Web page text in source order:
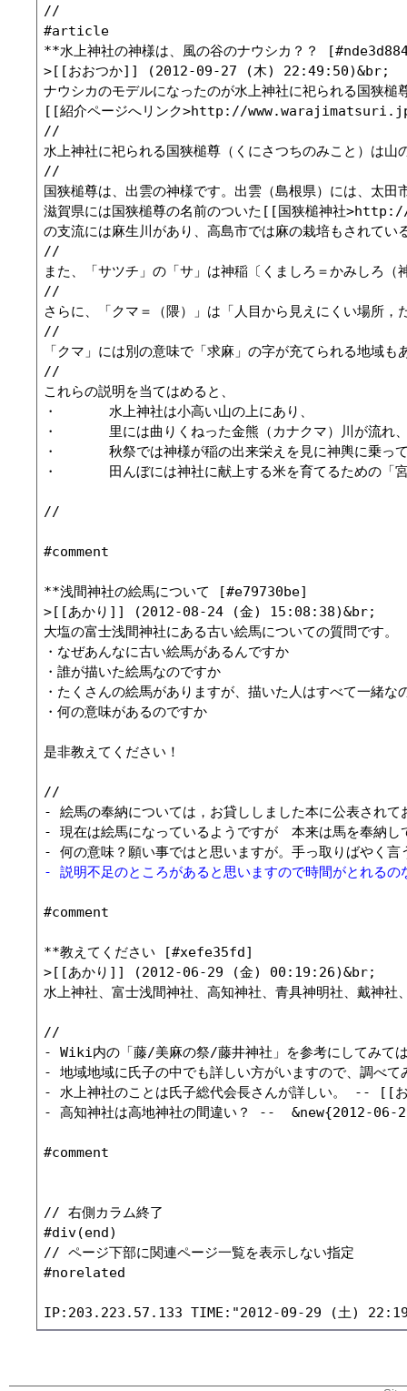
//
#article
**水上神社の神様は、風の谷のナウシカ？？
>[[おおつか]] (2012-09-27 (木) 22:49:50)&br;
ナウシカのモデルになったのが水上神社に祀られる国狭
[[紹介ページへリンク>http://
//
水上神社に祀られる国狭槌尊（くにさつちのみこと）は
//
国狭槌尊は、出雲の神様です。出雲（島根県）には、太
滋賀県には国狭槌尊の名前のついた[[国狭槌神社
の支流には麻生川があり、高島市では麻の栽培もされて
//
また、「サツチ」の「サ」は神稲〔くましろ＝かみしろ
//
さらに、「クマ＝（隈）」は「人目から見えにくい場所
//
「クマ」には別の意味で「求麻」の字が充てられる地域
//
これらの説明を当てはめると、
・	水上神社は小高い山の上にあり、
・	里には曲りくねった金熊（カナクマ）川が流れ、
・	秋祭では神様が稲の出来栄えを見に神輿に乗って里を回ります。
・	田んぼには神社に献上する米を育てるための「宮田」という田もあります。
//
#comment
**浅間神社の絵馬について [#e79730be]
>[[あかり]] (2012-08-24 (金) 15:08:38)&br;
大塩の富士浅間神社にある古い絵馬についての質問です。
・なぜあんなに古い絵馬があるんですか
・誰が描いた絵馬なのですか
・たくさんの絵馬がありますが、描いた人はすべて一緒な
・何の意味があるのですか
是非教えてください！
//
- 絵馬の奉納については，お貸ししました本に公表
- 現在は絵馬になっているようですが　本来は馬を奉
- 説明不足のところがあると思いますので時間がとれ
#comment
**教えてください [#xefe35fd]
>[[あかり]] (2012-06-29 (金) 00:19:26)&br;
水上神社、富士浅間神社、高知神社、青具神明社、戴神
//
- Wiki内の「藤/美麻の祭/藤井神社」を参考にして
- 地域地域に氏子の中でも詳しい方がいますので、
- 水上神社のことは氏子総代会長さんが詳しい。
- 高知神社は高地神社の間違い？ --  &new{2012-
#comment
// 右側カラム終了
#div(end)
// ページ下部に関連ページ一覧を表示しない指定
#norelated